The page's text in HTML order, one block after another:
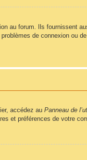
au forum. Ils fournissent
de connexion ou
accédez au Panneau de
et préférences de votre